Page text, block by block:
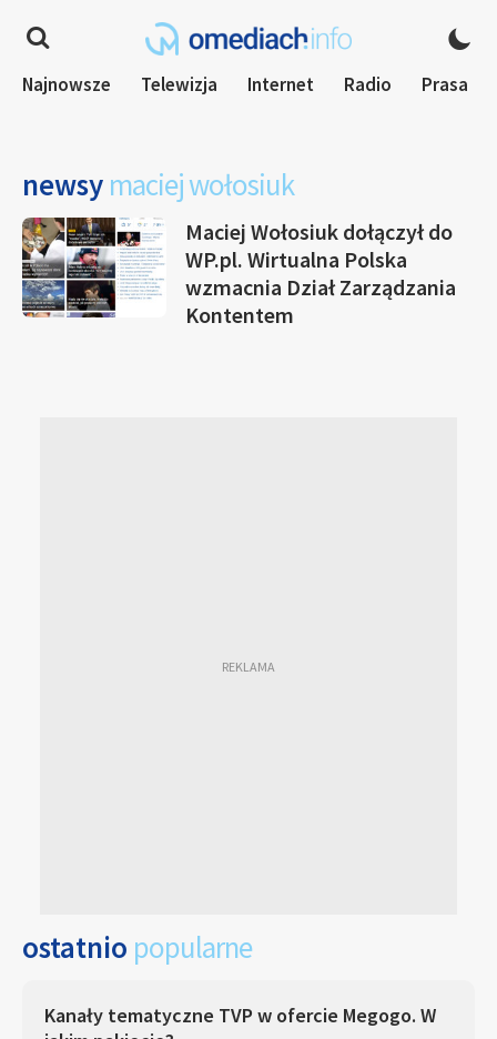
Najnowsze Telewizja Internet Radio Prasa
newsy maciej wołosiuk
Maciej Wołosiuk dołączył do
WP.pl. Wirtualna Polska
wzmacnia Dział Zarządzania
Kontentem
ostatnio popularne
Kanały tematyczne TVP w ofercie Megogo. W